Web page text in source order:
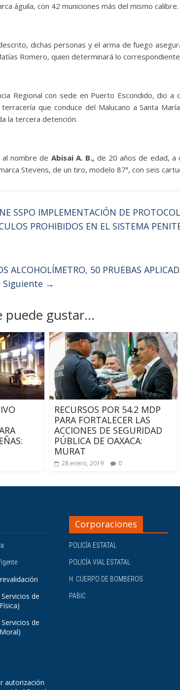
águila, con 42 municiones más del mismo calibre.
dichas personas y el arma de fuego
Romero, quien determinará lo
Regional con sede en Puerto Escondido, dio
que conduce del Malucano a Santa
la tercera detención.
nombre de Abisai A. B., de 20 años de edad, a
Stevens, de un tiro, modelo 87ª, con seis
SSPO IMPLEMENTACIÓN DE
PROHIBIDOS EN EL SISTEMA
ALCOHOLÍMETRO, 50 PRUEBAS
Siguiente →
puede gustar...
RECURSOS POR 54.2 MDP
PARA FORTALECER LAS
ACCIONES DE SEGURIDAD
PÚBLICA DE OAXACA:
MURAT
28 enero, 2019 0
de
de
autorización
Corporaciones
POLICÍA ESTATAL
POLICÍA VIAL ESTATAL
H. CUERPO DE BOMBEROS
PABIC